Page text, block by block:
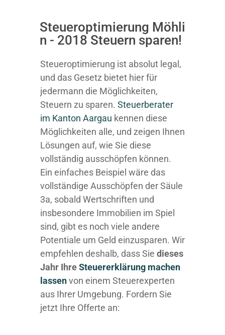
Steueroptimierung Möhli
n - 2018 Steuern sparen!
Steueroptimierung ist absolut legal,
und das Gesetz bietet hier für
jedermann die Möglichkeiten,
Steuern zu sparen. Steuerberater
im K anton Aargau kennen diese
Möglichkeiten alle, und zeigen Ihnen
Lösungen auf, wie Sie diese
vollständig ausschöpfen können.
Ein einfaches Beispiel wäre das
vollständige Ausschöpfen der Säule
3a, sobald Wertschriften und
insbesondere Immobilien im Spiel
sind, gibt es noch viele andere
Potentiale um Geld einzusparen. Wir
empfehlen deshalb, dass Sie dieses
Jahr IhreSteuererklärung machen
lassenvon einem Steuerexperten
aus Ihrer Umgebung. Fordern Sie
jetzt Ihre Offerte an: